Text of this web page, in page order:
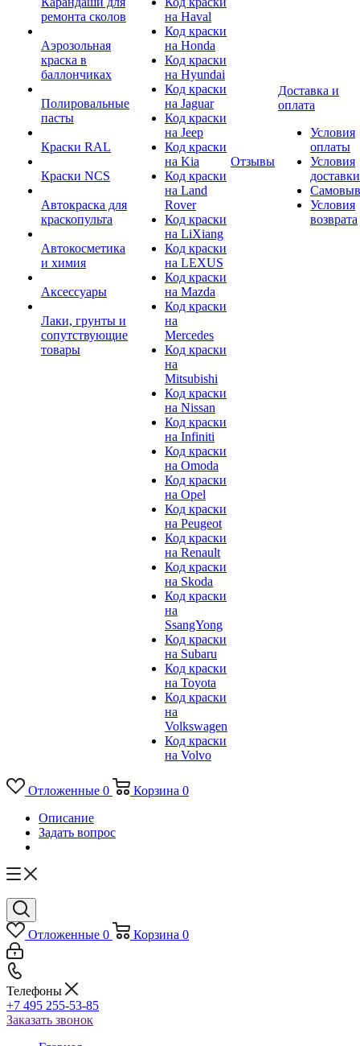
ремонта сколов
Аэрозольная
краска в
баллончиках
Полировальные
пасты
Краски RAL
Краски NCS
Автокраска для
краскопульта
Автокосметика
и химия
Аксессуары
Лаки, грунты и
сопутствующие
товары
на Haval
Код краски
на Honda
Код краски
на Hyundai
Код краски
на Jaguar
Код краски
на Jeep
Код краски
на Kia
Код краски
на Land
Rover
Код краски
на LiXiang
Код краски
на LEXUS
Код краски
на Mazda
Код краски
на
Mercedes
Код краски
на
Mitsubishi
Код краски
на Nissan
Код краски
на Infiniti
Код краски
на Omoda
Код краски
на Opel
Код краски
на Peugeot
Код краски
на Renault
Код краски
на Skoda
Код краски
на
SsangYong
Код краски
на Subaru
Код краски
на Toyota
Код краски
на
Volkswagen
Код краски
на Volvo
Отзывы
Доставка и
оплата
Условия
оплаты
Условия
доставки
Условия
возврата
Отложенные 0 Корзина 0
Описание
Задать вопрос
Отложенные 0 Корзина 0
Телефоны
+7 495 255-53-85
Заказать звонок